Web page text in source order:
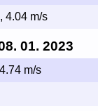
4.04 m/s
01. 2023
m/s